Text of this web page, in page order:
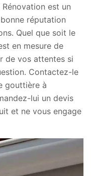
est un
réputation
Quel que soit le
en mesure de
de vos attentes si
Contactez-le
gouttière à
lui un devis
et ne vous engage